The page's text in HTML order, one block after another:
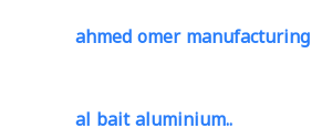
ahmed omer manufacturing
al bait aluminium..